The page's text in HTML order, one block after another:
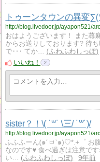
トゥーンタウンの異変
おはようございます！ また蕁
からお送りしております? 待
で･･･ てか…
ふわふわしっぽ
いいね！
2
sister？！\( ˙꒳​˙ \三/ ˙꒳​˙)/
ふふふーん(๑´ㅂ`๑)♡*.+゜ お
なのです♥ 食べ過ぎは注意で
い…
ふわふわしっぽ
9年前